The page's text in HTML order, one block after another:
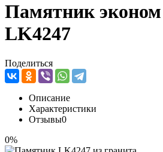
Памятник
LK4247
Поделиться
Описание
Характеристики
Отзывы0
0%